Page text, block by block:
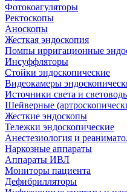
Фотокоагуляторы
Ректоскопы
Аноскопы
Жесткая эндоскопия
Помпы ирригационные
Инсуффляторы
Стойки эндоскопические
Видеокамеры
Источники света и
Шейверные
Жесткие эндоскопы
Тележки эндоскопические
Анестезиология и
Наркозные аппараты
Аппараты ИВЛ
Мониторы пациента
Дефибрилляторы